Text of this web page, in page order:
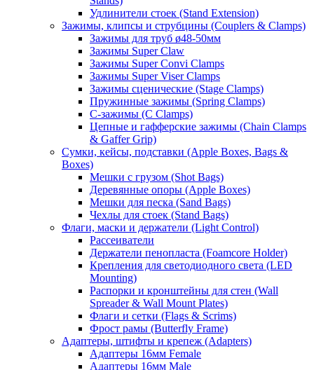
Удлинители стоек (Stand Extension)
Зажимы, клипсы и струбцины (Couplers & Clamps)
Зажимы для труб ø48-50мм
Зажимы Super Claw
Зажимы Super Convi Clamps
Зажимы Super Viser Clamps
Зажимы сценические (Stage Clamps)
Пружинные зажимы (Spring Clamps)
С-зажимы (C Clamps)
Цепные и гафферские зажимы (Chain Clamps
& Gaffer Grip)
Сумки, кейсы, подставки (Apple Boxes, Bags &
Boxes)
Мешки с грузом (Shot Bags)
Деревянные опоры (Apple Boxes)
Мешки для песка (Sand Bags)
Чехлы для стоек (Stand Bags)
Флаги, маски и держатели (Light Control)
Рассеиватели
Держатели пенопласта (Foamcore Holder)
Крепления для светодиодного света (LED
Mounting)
Распорки и кронштейны для стен (Wall
Spreader & Wall Mount Plates)
Флаги и сетки (Flags & Scrims)
Фрост рамы (Butterfly Frame)
Адаптеры, штифты и крепеж (Adapters)
Адаптеры 16мм Female
Адаптеры 16мм Male